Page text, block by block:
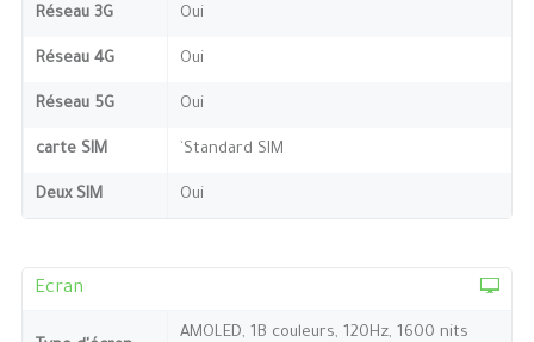
Réseau 3G Oui
Réseau 4G Oui
Réseau 5G Oui
carte SIM `Standard SIM
Deux SIM Oui
Ecran
AMOLED, 1B couleurs, 120Hz, 1600 nits